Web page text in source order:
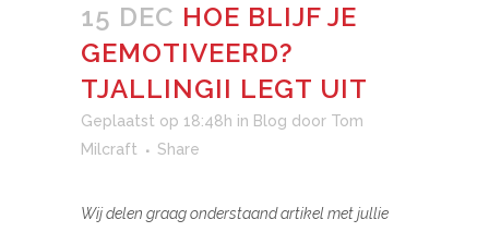
15 DEC HOE BLIJF JE
GEMOTIVEERD?
TJALLINGII LEGT UIT
Geplaatst op 18:48h in Blog door Tom
Milcraft
Share
Wij delen graag onderstaand artikel met jullie